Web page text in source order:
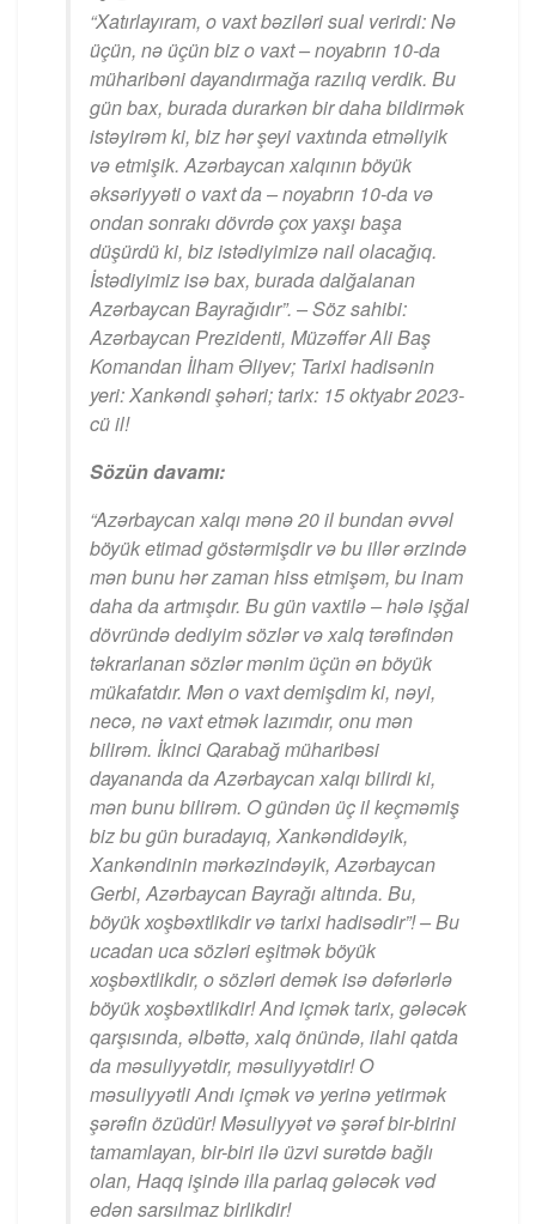
“Xatırlayıram, o vaxt bəziləri sual verirdi: Nə
üçün, nə üçün biz o vaxt – noyabrın 10-da
müharibəni dayandırmağa razılıq verdik. Bu
gün bax, burada durarkən bir daha bildirmək
istəyirəm ki, biz hər şeyi vaxtında etməliyik
və etmişik. Azərbaycan xalqının böyük
əksəriyyəti o vaxt da – noyabrın 10-da və
ondan sonrakı dövrdə çox yaxşı başa
düşürdü ki, biz istədiyimizə nail olacağıq.
İstədiyimiz isə bax, burada dalğalanan
Azərbaycan Bayrağıdır”. – Söz sahibi:
Azərbaycan Prezidenti, Müzəffər Ali Baş
Komandan İlham Əliyev; Tarixi hadisənin
yeri: Xankəndi şəhəri; tarix: 15 oktyabr 2023-
cü il!
Sözün davamı:
“Azərbaycan xalqı mənə 20 il bundan əvvəl
böyük etimad göstərmişdir və bu illər ərzində
mən bunu hər zaman hiss etmişəm, bu inam
daha da artmışdır. Bu gün vaxtilə – hələ işğal
dövründə dediyim sözlər və xalq tərəfindən
təkrarlanan sözlər mənim üçün ən böyük
mükafatdır. Mən o vaxt demişdim ki, nəyi,
necə, nə vaxt etmək lazımdır, onu mən
bilirəm. İkinci Qarabağ müharibəsi
dayananda da Azərbaycan xalqı bilirdi ki,
mən bunu bilirəm. O gündən üç il keçməmiş
biz bu gün buradayıq, Xankəndidəyik,
Xankəndinin mərkəzindəyik, Azərbaycan
Gerbi, Azərbaycan Bayrağı altında. Bu,
böyük xoşbəxtlikdir və tarixi hadisədir”! – Bu
ucadan uca sözləri eşitmək böyük
xoşbəxtlikdir, o sözləri demək isə dəfərlərlə
böyük xoşbəxtlikdir! And içmək tarix, gələcək
qarşısında, əlbəttə, xalq önündə, ilahi qatda
da məsuliyyətdir, məsuliyyətdir! O
məsuliyyətli Andı içmək və yerinə yetirmək
şərəfin özüdür! Məsuliyyət və şərəf bir-birini
tamamlayan, bir-biri ilə üzvi surətdə bağlı
olan, Haqq işində illa parlaq gələcək vəd
edən sarsılmaz birlikdir!